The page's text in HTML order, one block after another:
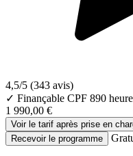
4,5/5 (343 avis)
✓ Finançable CPF 890
1 990,00 €
Voir le tarif après prise en
Recevoir le programme